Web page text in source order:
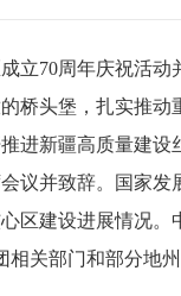
立70周年庆祝活
桥头堡，扎实推
进新疆高质量建
议并致辞。国家
区建设进展情况
关部门和部分地